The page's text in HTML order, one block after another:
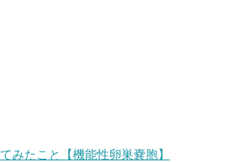
みたこと【機能性卵巣嚢胞】